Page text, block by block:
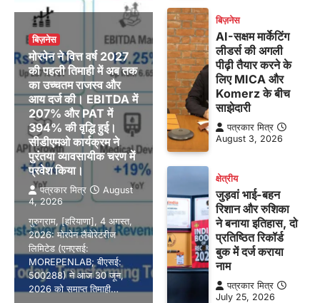
बिज़नेस
मोरपेन ने वित्त वर्ष 2027
की पहली तिमाही में अब तक
का उच्चतम राजस्व और
आय दर्ज की। EBITDA में
207% और PAT में
394% की वृद्धि हुई।
सीडीएमओ कार्यक्रम ने
पुरंतया व्यावसायीक चरण में
प्रवेश किया।
पत्रकार मित्र
August
4, 2026
गुरुग्राम, [हरियाणा], 4 अगस्त,
2026: मोरपेन लैबोरेटरीज
लिमिटेड (एनएसई:
MOREPENLAB; बीएसई:
500288) ने आज 30 जून,
2026 को समाप्त तिमाही…
बिज़नेस
AI-सक्षम मार्केटिंग
लीडर्स की अगली
पीढ़ी तैयार करने के
लिए MICA और
Komerz के बीच
साझेदारी
पत्रकार मित्र
August 3, 2026
क्षेत्रीय
जुड़वां भाई-बहन
रिशान और रुशिका
ने बनाया इतिहास, दो
प्रतिष्ठित रिकॉर्ड
बुक में दर्ज कराया
नाम
पत्रकार मित्र
July 25, 2026